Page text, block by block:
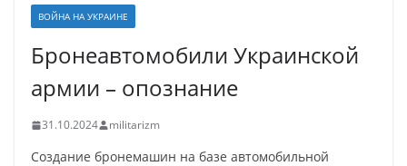
ВОЙНА НА УКРАИНЕ
Бронеавтомобили Украинской
армии – опознание
31.10.2024 militarizm
Создание бронемашин на базе автомобильной